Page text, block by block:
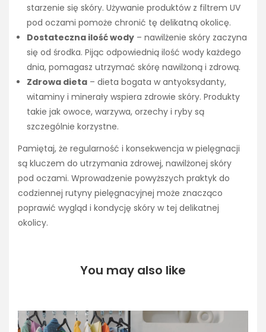
starzenie się skóry. Używanie produktów z filtrem UV
pod oczami pomoże chronić tę delikatną okolicę.
Dostateczna ilość wody – nawilżenie skóry zaczyna
się od środka. Pijąc odpowiednią ilość wody każdego
dnia, pomagasz utrzymać skórę nawilżoną i zdrową.
Zdrowa dieta – dieta bogata w antyoksydanty,
witaminy i minerały wspiera zdrowie skóry. Produkty
takie jak owoce, warzywa, orzechy i ryby są
szczególnie korzystne.
Pamiętaj, że regularność i konsekwencja w pielęgnacji
są kluczem do utrzymania zdrowej, nawilżonej skóry
pod oczami. Wprowadzenie powyższych praktyk do
codziennej rutyny pielęgnacyjnej może znacząco
poprawić wygląd i kondycję skóry w tej delikatnej
okolicy.
You may also like